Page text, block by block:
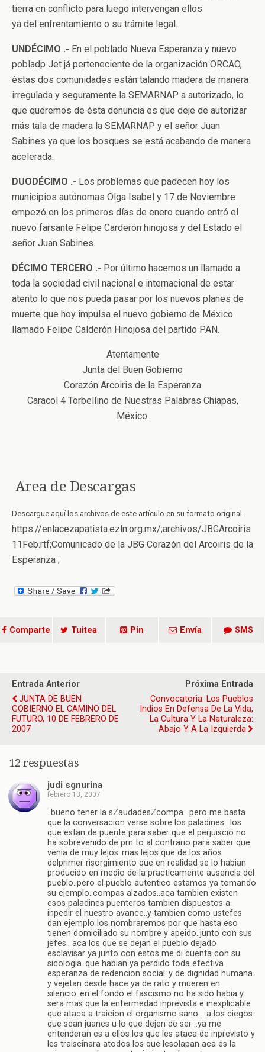
tierra en conflicto para luego intervengan ellos
ya del enfrentamiento o su trámite legal.
UNDÉCIMO .- En el poblado Nueva Esperanza y nuevo
pobladp Jet já perteneciente de la organización ORCAO,
éstas dos comunidades están talando madera de manera
irregulada y seguramente la SEMARNAP a autorizado, lo
que queremos de ésta denuncia es que deje de autorizar
más tala de madera la SEMARNAP y el señor Juan
Sabines ya que los bosques se está acabando de manera
acelerada.
DUODÉCIMO .- Los problemas que padecen hoy los
municipios autónomas Olga Isabel y 17 de Noviembre
empezó en los primeros días de enero cuando entró el
nuevo farsante Felipe Carderón hinojosa y del Estado el
señor Juan Sabines.
DÉCIMO TERCERO .- Por último hacemos un llamado a
toda la sociedad civil nacional e internacional de estar
atento lo que nos pueda pasar por los nuevos planes de
muerte que hoy impulsa el nuevo gobierno de México
llamado Felipe Calderón Hinojosa del partido PAN.
Atentamente
Junta del Buen Gobierno
Corazón Arcoiris de la Esperanza
Caracol 4 Torbellino de Nuestras Palabras Chiapas,
México.
Area de Descargas
Descargue aquí los archivos de este artículo en su formato original.
https://enlacezapatista.ezln.org.mx/;archivos/JBGArcoiris
11Feb.rtf;Comunicado de la JBG Corazón del Arcoiris de la
Esperanza ;
Comparte Tuitea Pin Envía SMS
Entrada Anterior
JUNTA DE BUEN
GOBIERNO EL CAMINO DEL
FUTURO, 10 DE FEBRERO DE
2007
Próxima Entrada
Convocatoria: Los Pueblos
Indios En Defensa De La Vida,
La Cultura Y La Naturaleza:
Abajo Y A La Izquierda
12 respuestas
judi sgnurina
febrero 13, 2007
..bueno tener la sZaudadesZcompa.. pero me basta
que la conversacion verse sobre los paladines.. los
que estan de puente para saber que el perjuiscio no
ha sobrevenido de prn to al contrario para saber que
venia de muy lejos..mas lejos que de los años
delprimer risorgimiento que en realidad se lo habian
producido en medio de la practicamente ausencia del
pueblo..pero el pueblo autentico estamos ya tomando
su ejemplo..compas alzados..aca tambien existen
esos paladines puenteros tambien dispuestos a
inpedir el nuestro avance..y tambien como ustefes
dan ejemplo los nombraremos por que hasta eso
tienen domiciliado su nombre y apeido..junto con sus
jefes.. aca los que se dejan el pueblo dejado
esclavisar ya junto con estos me di cuenta con su
sicologia..que habian ya perdido toda efectiva
esperanza de redencion social..y de dignidad humana
y vejetan desde hace ya de rato y mueren en
silencio..en el fondo el fascismo no ha sido habia y
sera mas que la enfermedad inprevista e inexplicable
que ataca a traicion el organismo sano .. a los ciegos
que sean juanes u lo que dejen de ser ..ya me
entenderan es a ellos los que les ataca de inprevisto y
les traiscinara atodos los que lesolapan aca es la